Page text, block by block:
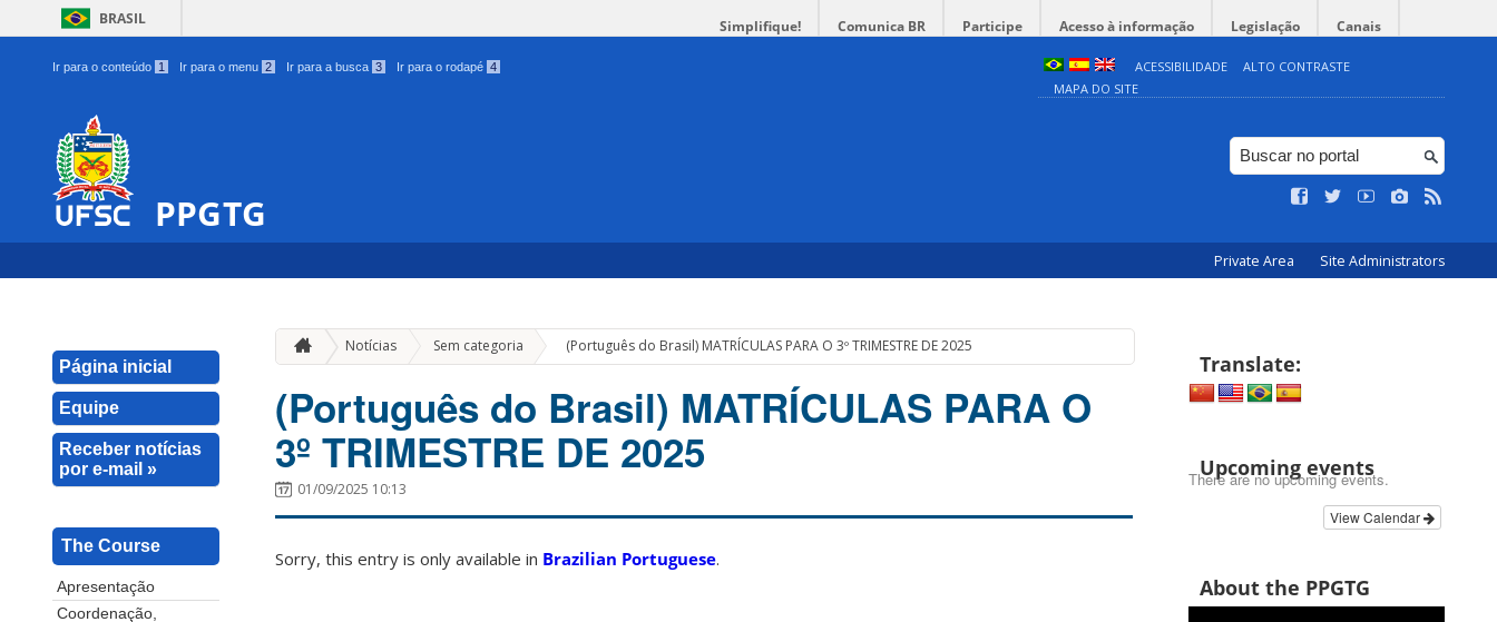
BRASIL Simplifique! Comunica BR Participe Acesso à informação Legislação Canais
Ir para o conteúdo 1 Ir para o menu 2 Ir para a busca 3 Ir para o rodapé 4 ACESSIBILIDADE
ALTO CONTRASTE
MAPA DO SITE
PPGTG
Private Area Site Administrators
Página inicial
Equipe
Receber notícias
por e-mail »
The Course
Apresentação
Coordenação,
Notícias Sem categoria » (Português do Brasil) MATRÍCULAS PARA O 3º TRIMESTRE DE 2025
(Português do Brasil) MATRÍCULAS PARA O
3º TRIMESTRE DE 2025
01/09/2025 10:13
Sorry, this entry is only available in Brazilian Portuguese.
Translate:
Upcoming events
There are no upcoming events.
View Calendar
About the PPGTG